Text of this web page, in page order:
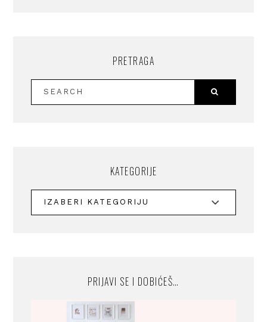
PRETRAGA
KATEGORIJE
PRIJAVI SE I DOBIĆEŠ…